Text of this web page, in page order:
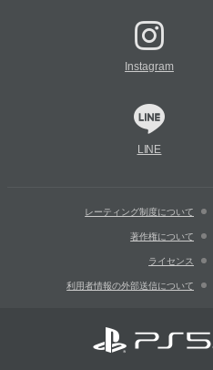
Instagram
LINE
レーティング制度について
著作権について
ライセンス
利用者情報の外部送信について